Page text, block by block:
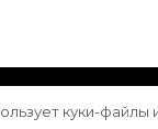
. Все
куки-файлы